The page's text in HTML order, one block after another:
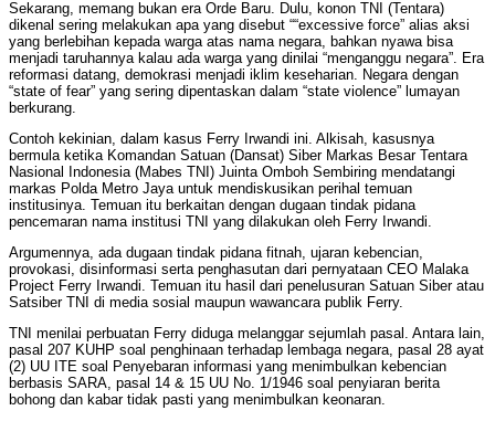
Sekarang, memang bukan era Orde Baru. Dulu, konon TNI (Tentara)
dikenal sering melakukan apa yang disebut ““excessive force” alias aksi
yang berlebihan kepada warga atas nama negara, bahkan nyawa bisa
menjadi taruhannya kalau ada warga yang dinilai “menganggu negara”. Era
reformasi datang, demokrasi menjadi iklim keseharian. Negara dengan
“state of fear” yang sering dipentaskan dalam “state violence” lumayan
berkurang.
Contoh kekinian, dalam kasus Ferry Irwandi ini. Alkisah, kasusnya
bermula ketika Komandan Satuan (Dansat) Siber Markas Besar Tentara
Nasional Indonesia (Mabes TNI) Juinta Omboh Sembiring mendatangi
markas Polda Metro Jaya untuk mendiskusikan perihal temuan
institusinya. Temuan itu berkaitan dengan dugaan tindak pidana
pencemaran nama institusi TNI yang dilakukan oleh Ferry Irwandi.
Argumennya, ada dugaan tindak pidana fitnah, ujaran kebencian,
provokasi, disinformasi serta penghasutan dari pernyataan CEO Malaka
Project Ferry Irwandi. Temuan itu hasil dari penelusuran Satuan Siber atau
Satsiber TNI di media sosial maupun wawancara publik Ferry.
TNI menilai perbuatan Ferry diduga melanggar sejumlah pasal. Antara lain,
pasal 207 KUHP soal penghinaan terhadap lembaga negara, pasal 28 ayat
(2) UU ITE soal Penyebaran informasi yang menimbulkan kebencian
berbasis SARA, pasal 14 & 15 UU No. 1/1946 soal penyiaran berita
bohong dan kabar tidak pasti yang menimbulkan keonaran.